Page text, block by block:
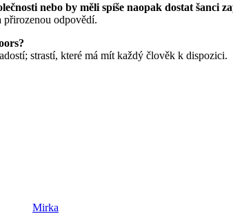
nebo by měli spíše naopak dostat šanci
přirozenou odpovědí.
strastí, které má mít každý člověk k dispozici.
Mirka